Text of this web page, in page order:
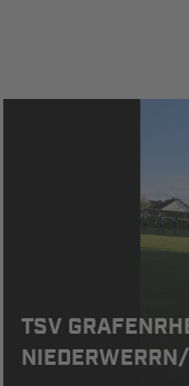
TSV